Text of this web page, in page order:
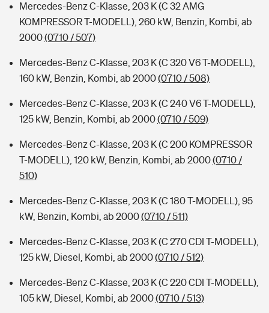
Mercedes-Benz C-Klasse, 203 K (C 32 AMG
KOMPRESSOR T-MODELL), 260 kW, Benzin, Kombi, ab
2000(0710 / 507)
Mercedes-Benz C-Klasse, 203 K (C 320 V6 T-MODELL),
160 kW, Benzin, Kombi, ab 2000(0710 / 508)
Mercedes-Benz C-Klasse, 203 K (C 240 V6 T-MODELL),
125 kW, Benzin, Kombi, ab 2000(0710 / 509)
Mercedes-Benz C-Klasse, 203 K (C 200 KOMPRESSOR
T-MODELL), 120 kW, Benzin, Kombi, ab 2000(0710 /
510)
Mercedes-Benz C-Klasse, 203 K (C 180 T-MODELL), 95
kW, Benzin, Kombi, ab 2000(0710 / 511)
Mercedes-Benz C-Klasse, 203 K (C 270 CDI T-MODELL),
125 kW, Diesel, Kombi, ab 2000(0710 / 512)
Mercedes-Benz C-Klasse, 203 K (C 220 CDI T-MODELL),
105 kW, Diesel, Kombi, ab 2000(0710 / 513)